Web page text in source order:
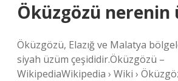
Öküzgözü nerenin
Öküzgözü, Elazığ ve Malatya
siyah üzüm çeşididir.Öküzgözü –
WikipediaWikipedia › Wiki ›